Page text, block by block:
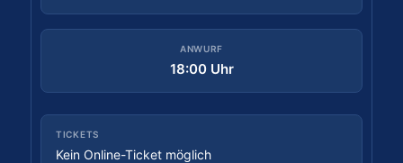
ANWURF
18:30 Uhr
TICKETS
ANWURF
18:00 Uhr
TICKETS
Kein Online-Ticket möglich